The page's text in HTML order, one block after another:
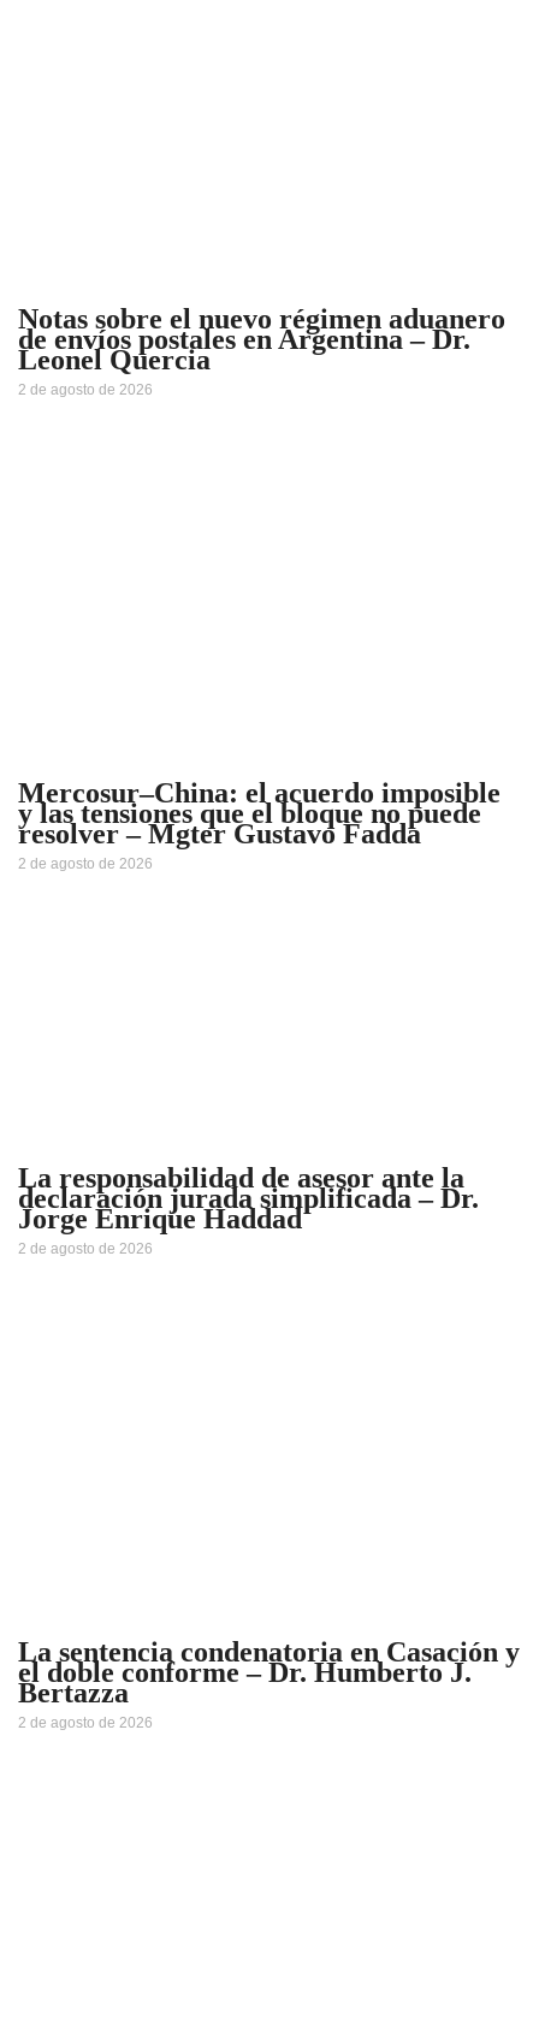
Notas sobre el nuevo régimen aduanero
de envíos postales en Argentina – Dr.
Leonel Quercia
2 de agosto de 2026
Mercosur–China: el acuerdo imposible
y las tensiones que el bloque no puede
resolver – Mgter Gustavo Fadda
2 de agosto de 2026
La responsabilidad de asesor ante la
declaración jurada simplificada – Dr.
Jorge Enrique Haddad
2 de agosto de 2026
La sentencia condenatoria en Casación y
el doble conforme – Dr. Humberto J.
Bertazza
2 de agosto de 2026